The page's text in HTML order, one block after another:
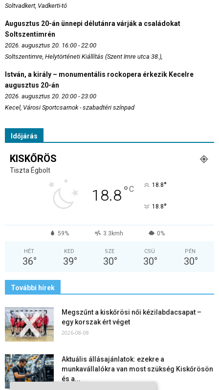
Soltvadkert, Vadkerti-tó
Augusztus 20-án ünnepi délutánra várják a családokat
Soltszentimrén
2026. augusztus 20. 16:00 - 22:00
Soltszentimre, Helytörténeti Kiállítás (Szent Imre utca 38.),
István, a király – monumentális rockopera érkezik Kecelre
augusztus 20-án
2026. augusztus 20. 20:00 - 23:00
Kecel, Városi Sportcsarnok - szabadtéri színpad
Időjárás
KISKŐRÖS
Tiszta Égbolt
18.8°C 18.8°
18.8°
59% 3.3kmh 0%
HÉT
36°
KED
39°
SZE
30°
CSÜ
30°
PÉN
30°
További hírek
Megszűnt a kiskőrösi női kézilabdacsapat –
egy korszak ért véget
2026-08-08
Aktuális állásajánlatok: ezekre a
munkavállalókra van most szükség Kiskőrösön
és a...